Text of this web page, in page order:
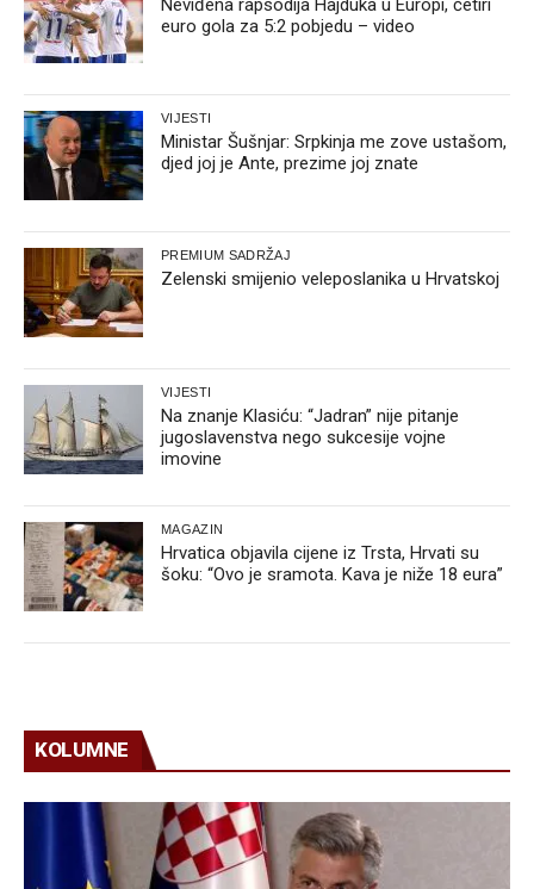
Neviđena rapsodija Hajduka u Europi, četiri
euro gola za 5:2 pobjedu – video
VIJESTI
Ministar Šušnjar: Srpkinja me zove ustašom,
djed joj je Ante, prezime joj znate
PREMIUM SADRŽAJ
Zelenski smijenio veleposlanika u Hrvatskoj
VIJESTI
Na znanje Klasiću: “Jadran” nije pitanje
jugoslavenstva nego sukcesije vojne
imovine
MAGAZIN
Hrvatica objavila cijene iz Trsta, Hrvati su
šoku: “Ovo je sramota. Kava je niže 18 eura”
KOLUMNE